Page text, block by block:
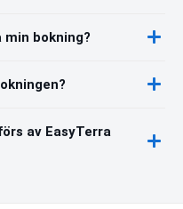
bokning?
av EasyTerra